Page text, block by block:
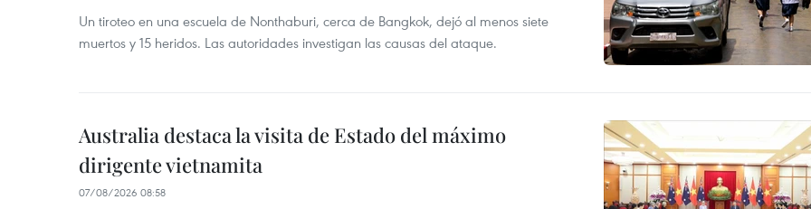
Un tiroteo en una escuela de Nonthaburi, cerca de Bangkok, dejó al menos siete
muertos y 15 heridos. Las autoridades investigan las causas del ataque.
Australia destaca la visita de Estado del máximo
dirigente vietnamita
07/08/2026 08:58